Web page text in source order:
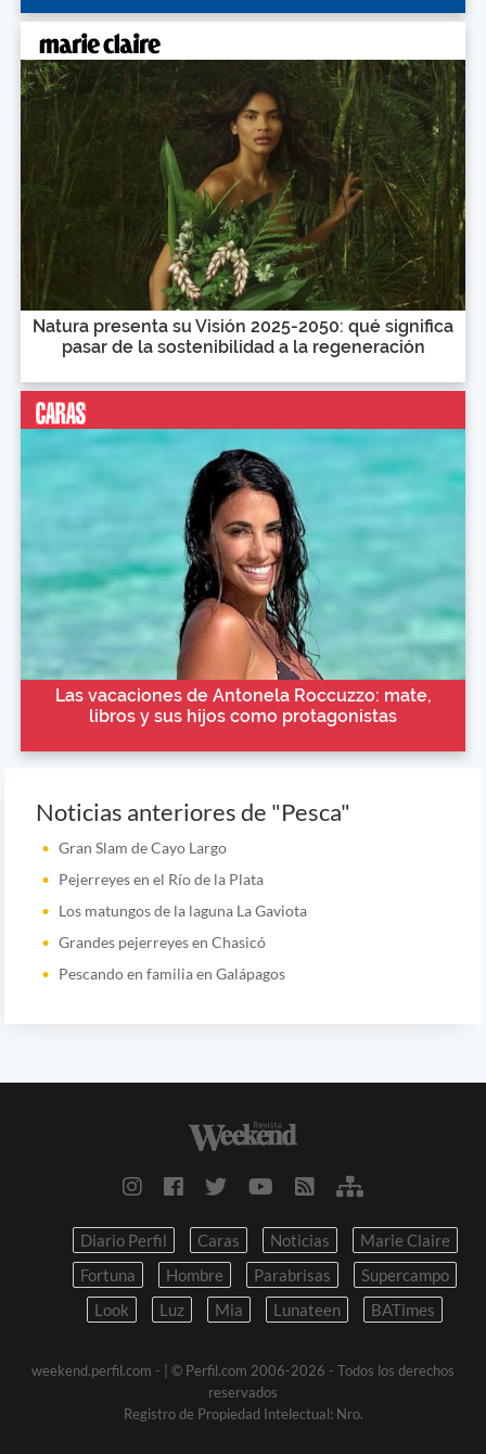
Natura presenta su Visión 2025-2050: qué significa
pasar de la sostenibilidad a la regeneración
Las vacaciones de Antonela Roccuzzo: mate,
libros y sus hijos como protagonistas
Noticias anteriores de "Pesca"
Gran Slam de Cayo Largo
Pejerreyes en el Río de la Plata
Los matungos de la laguna La Gaviota
Grandes pejerreyes en Chasicó
Pescando en familia en Galápagos
Diario Perfil Caras Noticias
Marie Claire
Fortuna
Hombre Parabrisas
Supercampo
Look
Luz Mia Lunateen BATimes
weekend.perfil.com -
| © Perfil.com 2006-2026 - Todos los derechos
reservados
Registro de Propiedad Intelectual: Nro.